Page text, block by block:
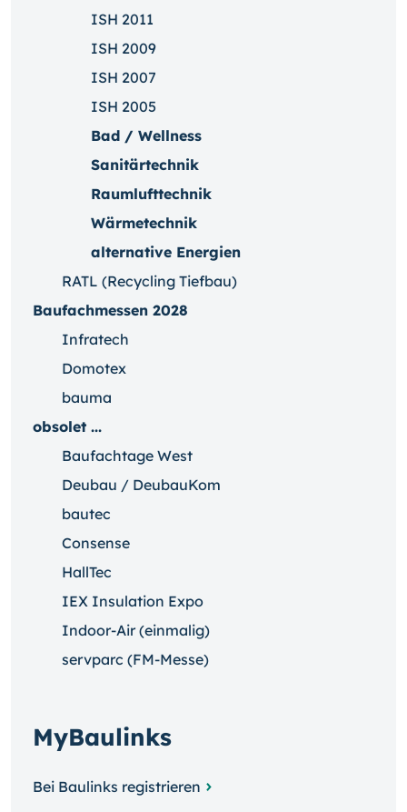
ISH 2011
ISH 2009
ISH 2007
ISH 2005
Bad / Wellness
Sanitärtechnik
Raumlufttechnik
Wärmetechnik
alternative Energien
RATL (Recycling Tiefbau)
Baufachmessen 2028
Infratech
Domotex
bauma
obsolet ...
Baufachtage West
Deubau / DeubauKom
bautec
Consense
HallTec
IEX Insulation Expo
Indoor-Air (einmalig)
servparc (FM-Messe)
MyBaulinks
Bei Baulinks registrieren